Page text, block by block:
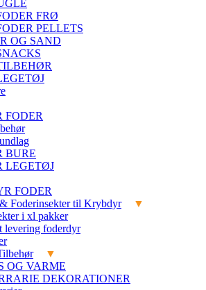
FRØ
PELLETS
OG SAND
FODER
BURE
LEGETØJ
FODER
Foderinsekter til Krybdyr
i xl pakker
levering foderdyr
OG VARME
DEKORATIONER